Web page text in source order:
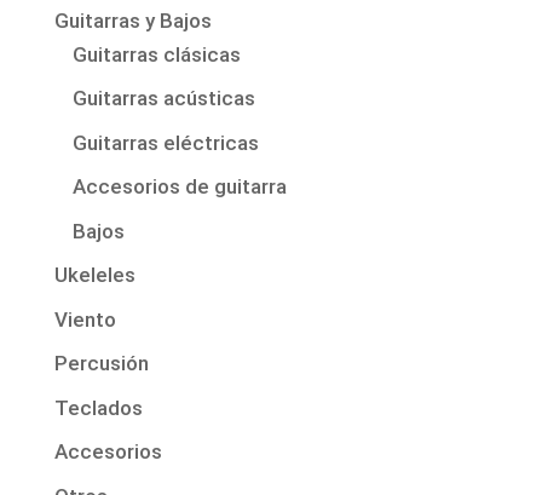
Guitarras y Bajos
Guitarras clásicas
Guitarras acústicas
Guitarras eléctricas
Accesorios de guitarra
Bajos
Ukeleles
Viento
Percusión
Teclados
Accesorios